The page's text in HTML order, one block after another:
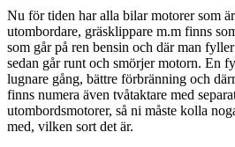
Nu för tiden har alla bilar motorer som
utombordare, gräsklippare m.m finns
som går på ren bensin och där man
sedan går runt och smörjer motorn. En
lugnare gång, bättre förbränning och
finns numera även tvåtaktare med
utombordsmotorer, så ni måste kolla
med, vilken sort det är.